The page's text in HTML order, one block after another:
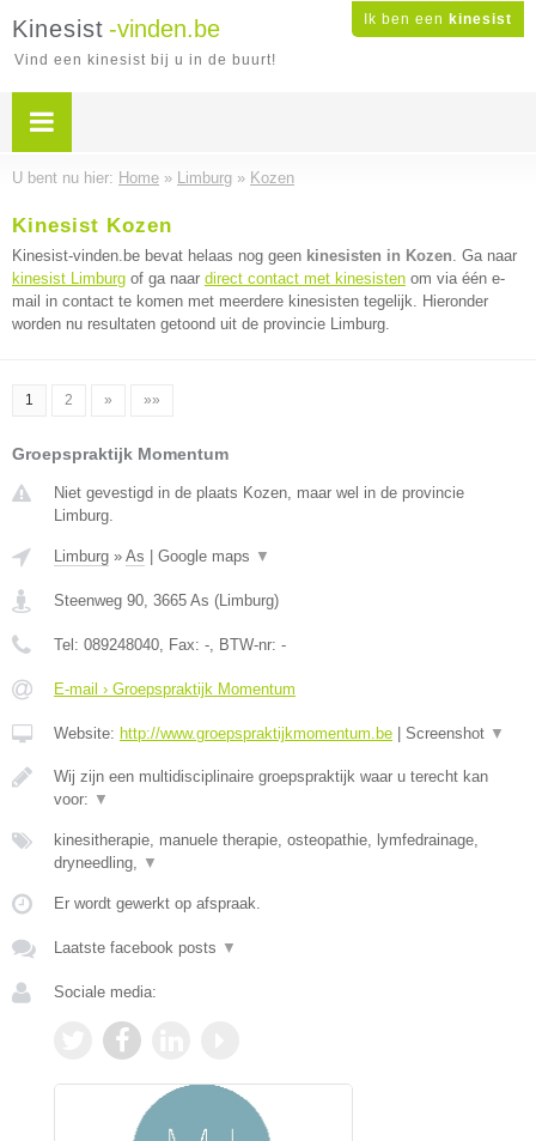
Ik ben een kinesist
Kinesist -vinden.be
Vind een kinesist bij u in de buurt!
U bent nu hier: Home » Limburg » Kozen
Kinesist Kozen
Kinesist-vinden.be bevat helaas nog geen kinesisten in Kozen. Ga naar
kinesist Limburg of ga naar direct contact met kinesisten om via één e-
mail in contact te komen met meerdere kinesisten tegelijk. Hieronder
worden nu resultaten getoond uit de provincie Limburg.
1 2 » »»
Groepspraktijk Momentum
Niet gevestigd in de plaats Kozen, maar wel in de provincie
Limburg.
Limburg » As Google maps ▼
Steenweg 90, 3665 As (Limburg)
Tel: 089248040, Fax: -, BTW-nr: -
E-mail › Groepspraktijk Momentum
Website: http://www.groepspraktijkmomentum.be Screenshot ▼
Wij zijn een multidisciplinaire groepspraktijk waar u terecht kan
voor: ▼
kinesitherapie, manuele therapie, osteopathie, lymfedrainage,
dryneedling, ▼
Er wordt gewerkt op afspraak.
Laatste facebook posts ▼
Sociale media: